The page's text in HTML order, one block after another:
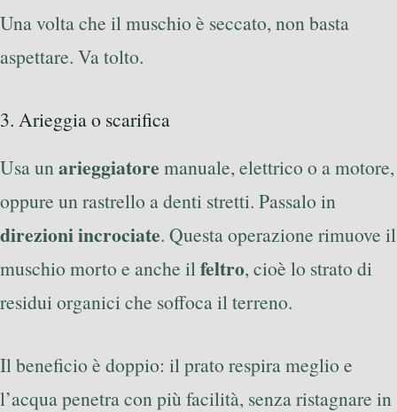
Una volta che il muschio è seccato, non basta
aspettare. Va tolto.
3. Arieggia o scarifica
Usa unarieggiatore manuale, elettrico o a motore,
oppure un rastrello a denti stretti. Passalo in
direzioni incrociate. Questa operazione rimuove il
muschio morto e anche ilfeltro, cioè lo strato di
residui organici che soffoca il terreno.
Il beneficio è doppio: il prato respira meglio e
l’acqua penetra con più facilità, senza ristagnare in